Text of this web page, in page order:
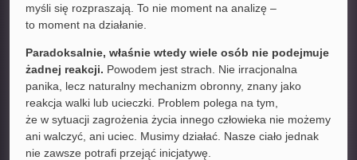
myśli się rozpraszają. To nie moment na analizę –
to moment na działanie.
Paradoksalnie, właśnie wtedy wiele osób nie podejmuje
żadnej reakcji. Powodem jest strach. Nie irracjonalna
panika, lecz naturalny mechanizm obronny, znany jako
reakcja walki lub ucieczki. Problem polega na tym,
że w sytuacji zagrożenia życia innego człowieka nie możemy
ani walczyć, ani uciec. Musimy działać. Nasze ciało jednak
nie zawsze potrafi przejąć inicjatywę.